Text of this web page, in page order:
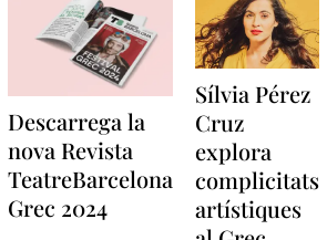
Descarrega la
nova Revista
TeatreBarcelona
Grec 2024
Sílvia Pérez
Cruz
explora
complicitats
artístiques